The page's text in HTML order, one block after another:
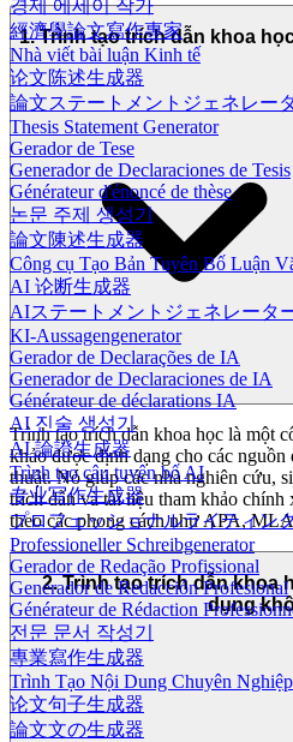
경제 에세이 작가
經濟學論文寫作專家
Nhà viết bài luận Kinh tế
论文陈述生成器
論文ステートメントジェネレー
Thesis Statement Generator
Gerador de Tese
Generador de Declaraciones de Tesis
Générateur d'énoncé de thèse
논문 주제 생성기
論文陳述生成器
Công cụ Tạo Bản Tuyên Bố Luận
AI 论断生成器
AIステートメントジェネレータ
KI-Aussagengenerator
Gerador de Declarações de IA
Generador de Declaraciones de IA
Générateur de déclarations IA
AI 진술 생성기
AI 論證生成器
Trình tạo câu tuyên bố AI
专业写作生成器
プロフェッショナルライティン
Professioneller Schreibgenerator
Gerador de Redação Profissional
Generador de Redacción Profesional
Générateur de Rédaction
전문 문서 작성기
專業寫作生成器
Trình Tạo Nội Dung Chuyên Nghiệp
论文句子生成器
論文文の生成器
1. Trình tạo trích dẫn khoa
Trình tạo trích dẫn khoa học là một
khảo được định dạng cho các
thuật. Nó giúp các nhà nghiên cứu,
trích dẫn và tài liệu tham khảo chính
theo các phong cách như APA,
2. Trình tạo trích dẫn khoa
dụng